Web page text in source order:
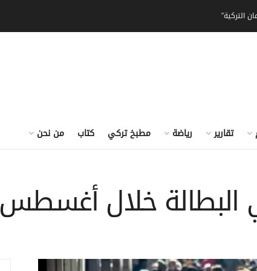
التركية”
تقارير رياضة مطبخ تركي كتاب من نحن
البطالة خلال أغسطس